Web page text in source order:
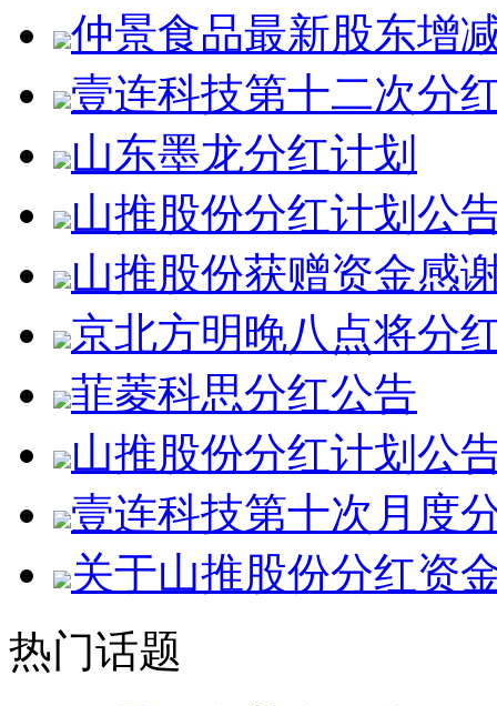
仲景食品最新股东增
壹连科技第十二次分
山东墨龙分红计划
山推股份分红计划公
山推股份获赠资金感
京北方明晚八点将分
菲菱科思分红公告
山推股份分红计划公
壹连科技第十次月度
关于山推股份分红资
热门话题